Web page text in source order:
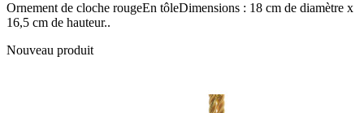
Ornement de cloche rougeEn tôleDimensions : 18 cm de diamètre x
16,5 cm de hauteur..
Nouveau produit